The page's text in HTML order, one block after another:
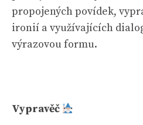
propojených povídek,
ironií a využívajících
výrazovou formu.
Vypravěč